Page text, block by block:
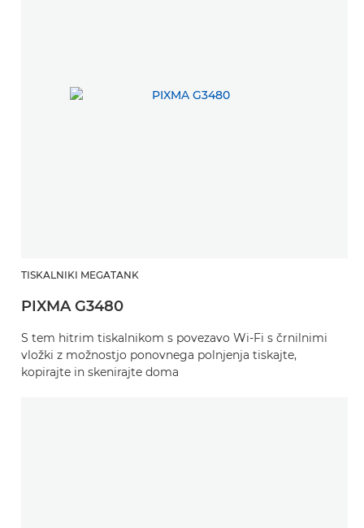
TISKALNIKI MEGATANK
PIXMA G3480
S tem hitrim tiskalnikom s povezavo Wi-Fi s črnilnimi
vložki z možnostjo ponovnega polnjenja tiskajte,
kopirajte in skenirajte doma